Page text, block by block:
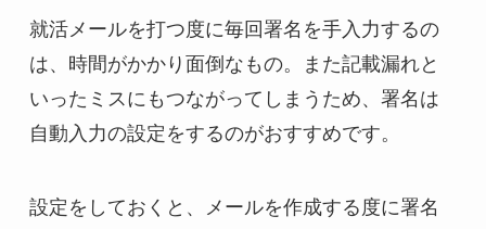
就活メールを打つ度に毎回署名を手入力するの
は、時間がかかり面倒なもの。また記載漏れと
いったミスにもつながってしまうため、署名は
自動入力の設定をするのがおすすめです。
設定をしておくと、メールを作成する度に署名